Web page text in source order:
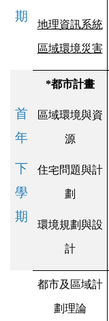
期
地理資訊系統
區域環境災害
首
年
下
學
期
*都市計畫
區域環境與資
源
住宅問題與計
劃
環境規劃與設
計
都市及區域計
劃理論